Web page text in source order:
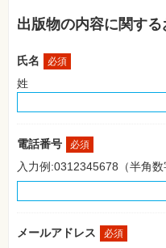
作
成・
ケ
ィ
ン
ビ
ジ
ネ
ス・
み
出版物の内容に関す
氏名 必須
姓
電話番号 必須
入力例:0312345678（半角数
メールアドレス 必須